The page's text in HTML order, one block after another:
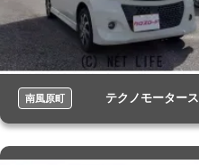
南風原町 テクノモータース